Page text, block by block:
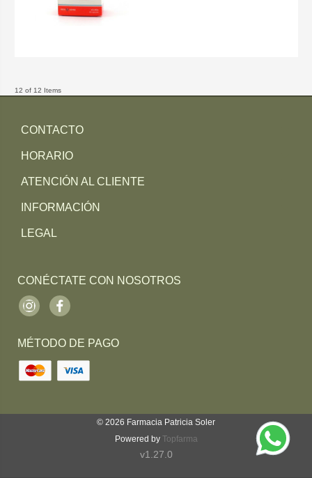
12 of 12 Items
CONTACTO
HORARIO
ATENCIÓN AL CLIENTE
INFORMACIÓN
LEGAL
CONÉCTATE CON NOSOTROS
InstagramFacebook
MÉTODO DE PAGO
© 2026 Farmacia Patricia Soler
Powered by Topfarma
v1.27.0